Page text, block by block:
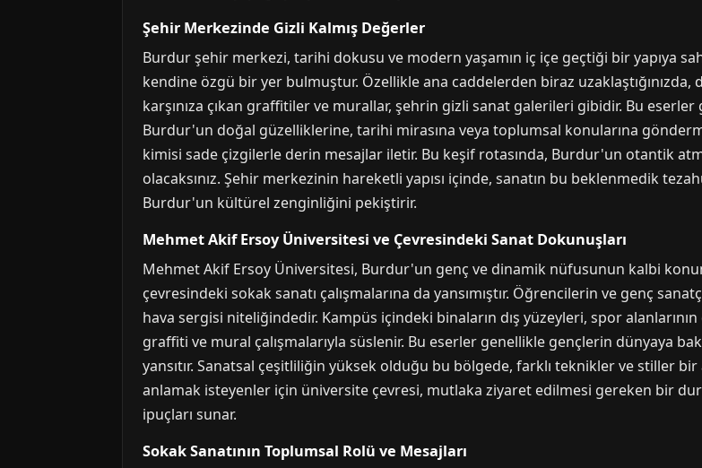
Şehir Merkezinde Gizli Kalmış Değerler
Burdur şehir merkezi, tarihi dokusu ve modern yaşamın iç içe geçtiği bir yapıya
kendine özgü bir yer bulmuştur. Özellikle ana caddelerden biraz uzaklaştığınızda,
karşınıza çıkan graffitiler ve murallar, şehrin gizli sanat galerileri gibidir. Bu eserler
Burdur'un doğal güzelliklerine, tarihi mirasına veya toplumsal konularına
kimisi sade çizgilerle derin mesajlar iletir. Bu keşif rotasında, Burdur'un otantik
olacaksınız. Şehir merkezinin hareketli yapısı içinde, sanatın bu beklenmedik
Burdur'un kültürel zenginliğini pekiştirir.
Mehmet Akif Ersoy Üniversitesi ve Çevresindeki Sanat Dokunuşları
Mehmet Akif Ersoy Üniversitesi, Burdur'un genç ve dinamik nüfusunun kalbi
çevresindeki sokak sanatı çalışmalarına da yansımıştır. Öğrencilerin ve genç
hava sergisi niteliğindedir. Kampüs içindeki binaların dış yüzeyleri, spor
graffiti ve mural çalışmalarıyla süslenir. Bu eserler genellikle gençlerin dünyaya
yansıtır. Sanatsal çeşitliliğin yüksek olduğu bu bölgede, farklı teknikler ve stiller
anlamak isteyenler için üniversite çevresi, mutlaka ziyaret edilmesi gereken bir
ipuçları sunar.
Sokak Sanatının Toplumsal Rolü ve Mesajları